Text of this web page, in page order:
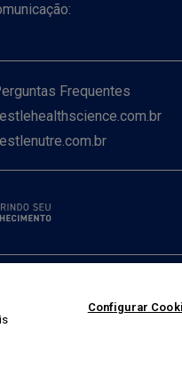
Frequentes
Configurar